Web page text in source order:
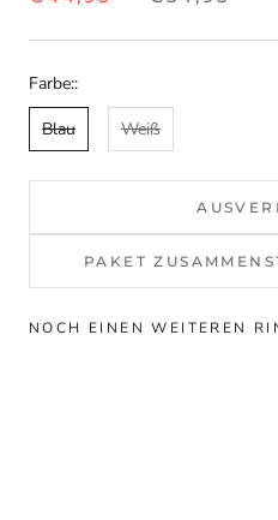
Farbe::
Blau
Weiß
PAKET
NOCH EINEN WEITEREN